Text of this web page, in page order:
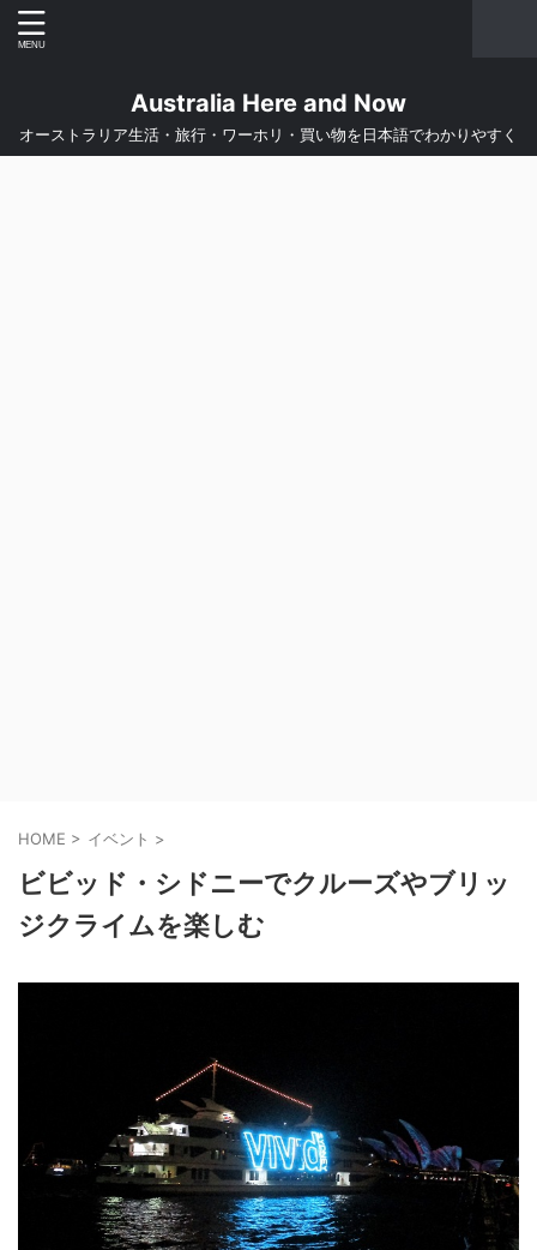
Australia Here and Now
オーストラリア生活・旅行・ワーホリ・買い物を日本語でわかりやすく
HOME > イベント >
ビビッド・シドニーでクルーズやブリッ
ジクライムを楽しむ